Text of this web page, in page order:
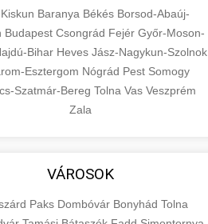
aimarketingugynokseg.hu
digital agency services
prices to make an informed
purchase decision.
View Top Models
e-scooter reviews
quality backlink acquisition
to boost your website's
and search engine rankings.
White-hat techniques only.
quality backlink service
📦 5. termékek és
szolgáltatások
+
in economics and business.
about product types and service
categories.
8. seo ügynökség +
Baranya Békés Borsod-Abaúj-
Budapest Csongrád Fejér Győr-Moson-
Bihar Heves Jász-Nagykun-Szolnok
Esztergom Nógrád Pest Somogy
Szatmár-Bereg Tolna Vas Veszprém
Zala
VÁROSOK
Paks Dombóvár Bonyhád Tolna